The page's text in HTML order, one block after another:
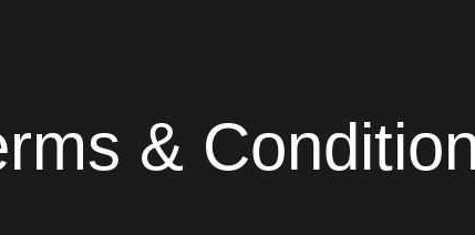
&